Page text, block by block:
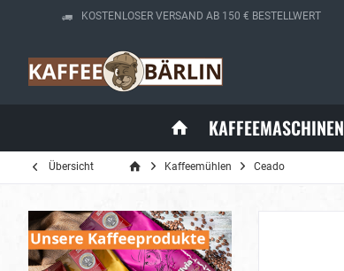
KOSTENLOSER VERSAND AB 150 € BESTELLWERT
KAFFEEMASCHINEN
Übersicht Kaffeemühlen Ceado